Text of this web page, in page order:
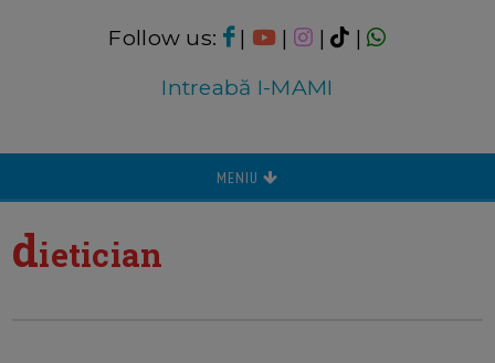
Follow us: | | |
|
Intreabă I-MAMI
MENIU
dietician